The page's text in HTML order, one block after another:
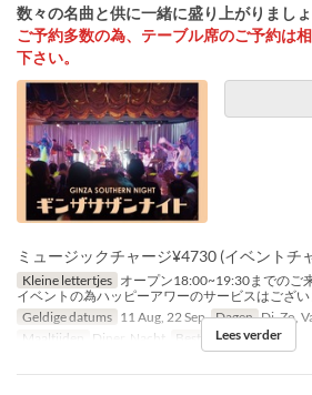
数々の名曲と供に一緒に盛り上がりまし
ご予約多数の為、テーブル席のご予約は
下さい。
ミュージックチャージ¥4730 (イベントチ
Kleine lettertjes オープン18:00~19:30までのご
イベントの為ハッピーアワーのサービスはござい
Geldige datums 11 Aug, 22 Sep Dagen Di, Zo,
Maaltijden
Diner, Nacht Bestellimiet 1 ~
Lees verder